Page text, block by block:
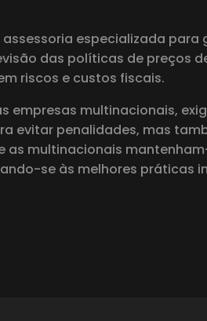
especializada
das políticas de preços
riscos e custos fiscais.
empresas multinacionais,
evitar penalidades, mas
as multinacionais
se às melhores práticas